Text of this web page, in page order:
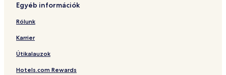
Egyéb információk
Rólunk
Karrier
Útikalauzok
Hotels.com Rewards